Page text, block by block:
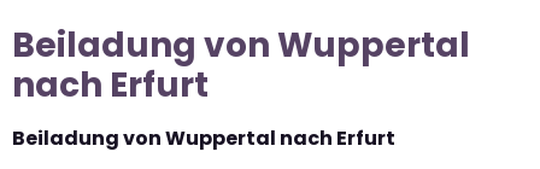
Beiladung von Wuppertal
nach Erfurt
Beiladung von Wuppertal nach Erfurt